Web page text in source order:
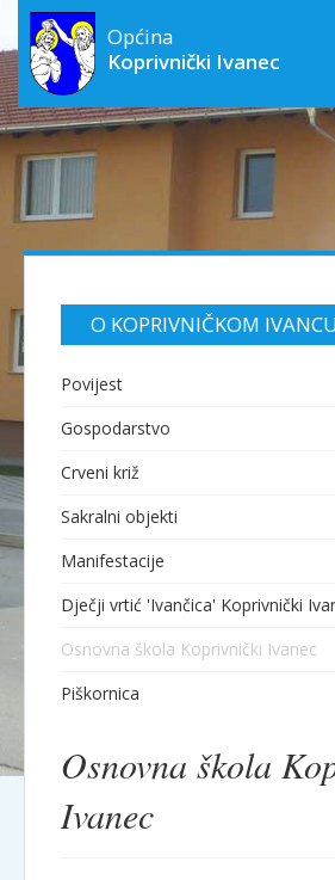
Općina
Koprivnički Ivanec
O KOPRIVNIČKOM
Povijest
Gospodarstvo
Crveni križ
Sakralni objekti
Manifestacije
Dječji vrtić 'Ivančica' Koprivnički
Osnovna škola Koprivnički Ivanec
Piškornica
Osnovna škola
Ivanec